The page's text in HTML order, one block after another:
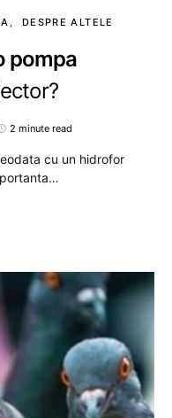
DESPRE ALTELE
pompa
2 minute read
cu un hidrofor